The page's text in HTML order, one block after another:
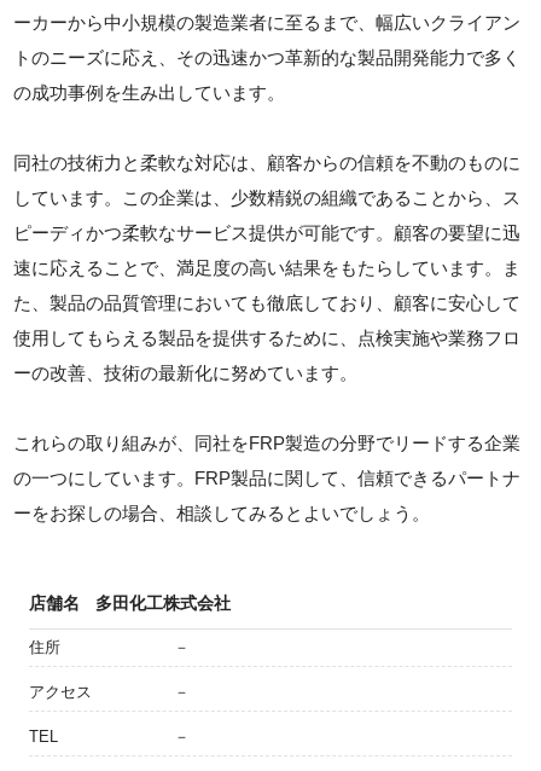
ーカーから中小規模の製造業者に至るまで、幅広いクライアン
トのニーズに応え、その迅速かつ革新的な製品開発能力で多く
の成功事例を生み出しています。
同社の技術力と柔軟な対応は、顧客からの信頼を不動のものに
しています。この企業は、少数精鋭の組織であることから、ス
ピーディかつ柔軟なサービス提供が可能です。顧客の要望に迅
速に応えることで、満足度の高い結果をもたらしています。ま
た、製品の品質管理においても徹底しており、顧客に安心して
使用してもらえる製品を提供するために、点検実施や業務フロ
ーの改善、技術の最新化に努めています。
これらの取り組みが、同社をFRP製造の分野でリードする企業
の一つにしています。FRP製品に関して、信頼できるパートナ
ーをお探しの場合、相談してみるとよいでしょう。
店舗名 多田化工株式会社
住所 －
アクセス －
TEL －